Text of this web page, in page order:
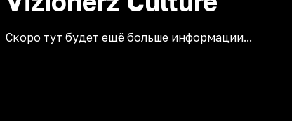
Скоро тут будет ещё больше информации...